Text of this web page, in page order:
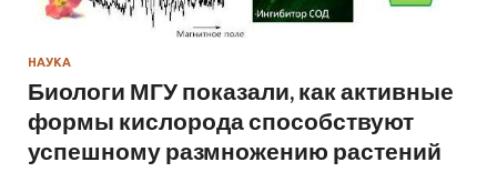
НАУКА
Биологи МГУ показали, как активные
формы кислорода способствуют
успешному размножению растений